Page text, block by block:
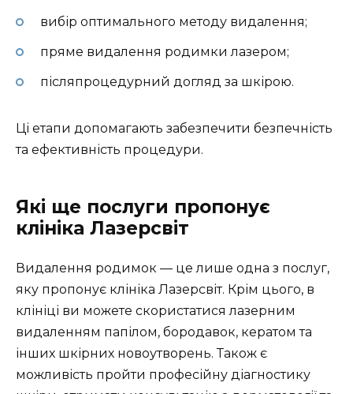
вибір оптимального методу видалення;
пряме видалення родимки лазером;
післяпроцедурний догляд за шкірою.
Ці етапи допомагають забезпечити безпечність
та ефективність процедури.
Які ще послуги пропонує
клініка Лазерсвіт
Видалення родимок — це лише одна з послуг,
яку пропонує клініка Лазерсвіт. Крім цього, в
клініці ви можете скористатися лазерним
видаленням папілом, бородавок, кератом та
інших шкірних новоутворень. Також є
можливість пройти професійну діагностику